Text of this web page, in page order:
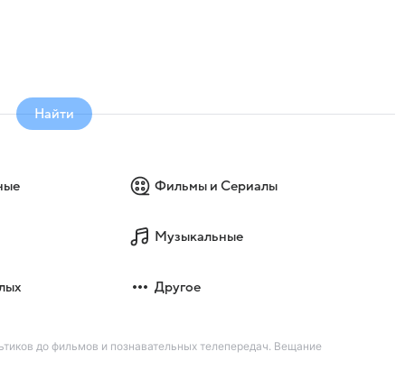
Найти
Фильмы и Сериалы
Музыкальные
Другое
до фильмов и познавательных телепередач. Вещание